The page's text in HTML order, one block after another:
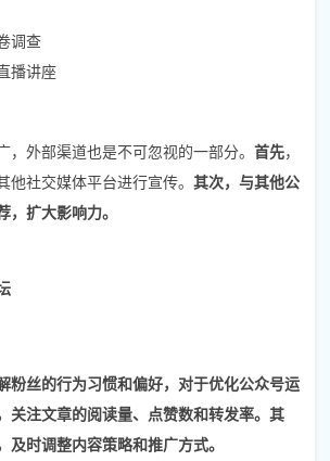
调查
播讲座
，外部渠道也是不可忽视的一部分。 首先，
他社交媒体平台进行宣传。 其次，与其他公
，扩大影响力。
粉丝的行为习惯和偏好，对于优化公众号运
关注文章的阅读量、点赞数和转发率。 其
及时调整内容策略和推广方式。